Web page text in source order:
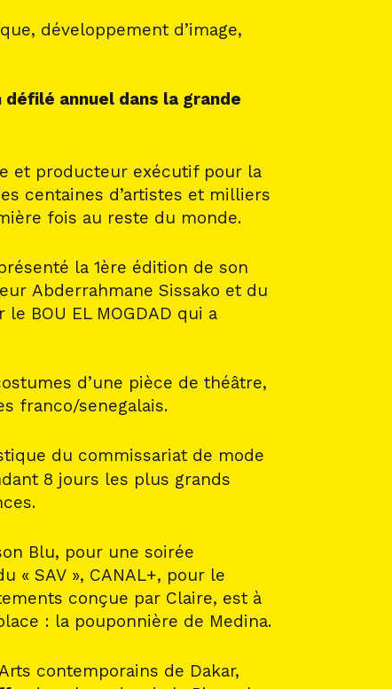
développement d’image,
annuel dans la grande
et producteur exécutif pour la
centaines d’artistes et milliers
fois au reste du monde.
la 1ère édition de son
Abderrahmane Sissako et du
BOU EL MOGDAD qui a
d’une pièce de théâtre,
franco/senegalais.
du commissariat de mode
8 jours les plus grands
Blu, pour une soirée
« SAV », CANAL+, pour le
conçue par Claire, est à
: la pouponnière de Medina.
contemporains de Dakar,